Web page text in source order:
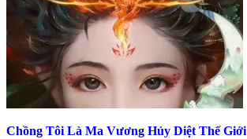
Chồng Tôi Là Ma Vương Hủy Diệt Thế Giới